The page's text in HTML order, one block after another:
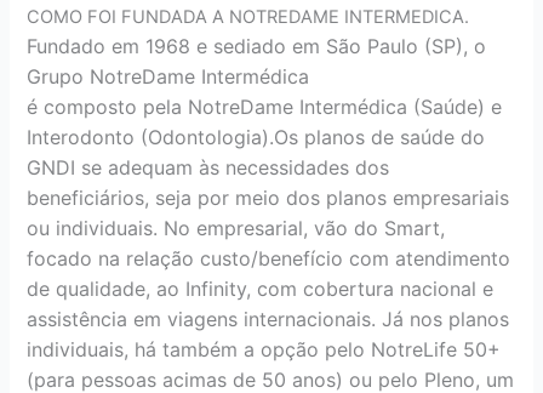
COMO FOI FUNDADA A NOTREDAME INTERMEDICA.
Fundado em 1968 e sediado em São Paulo (SP), o
Grupo NotreDame Intermédica
é composto pela NotreDame Intermédica (Saúde) e
Interodonto (Odontologia).Os planos de saúde do
GNDI se adequam às necessidades dos
beneficiários, seja por meio dos planos empresariais
ou individuais. No empresarial, vão do Smart,
focado na relação custo/benefício com atendimento
de qualidade, ao Infinity, com cobertura nacional e
assistência em viagens internacionais. Já nos planos
individuais, há também a opção pelo NotreLife 50+
(para pessoas acimas de 50 anos) ou pelo Pleno, um